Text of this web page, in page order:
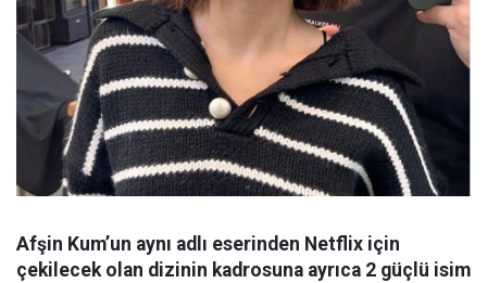
Afşin Kum’un aynı adlı eserinden Netflix için
çekilecek olan dizinin kadrosuna ayrıca 2 güçlü isim